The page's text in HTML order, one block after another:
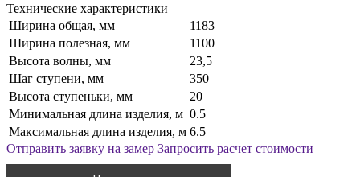
Технические характеристики
Ширина общая, мм
1183
Ширина полезная, мм
1100
Высота волны, мм
23,5
Шаг ступени, мм
350
Высота ступеньки, мм
20
Минимальная длина изделия, м 0.5
Максимальная длина изделия, м 6.5
Отправить заявку на замер Запросить расчет стоимости